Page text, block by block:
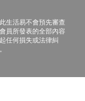
生活易不會預先審查
員所發表的全部內容
任何損失或法律糾